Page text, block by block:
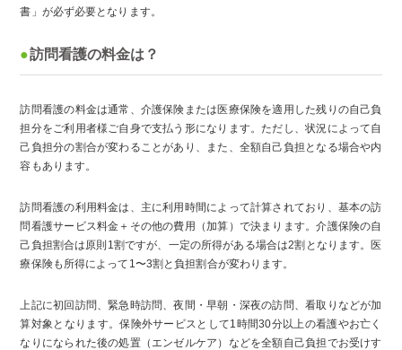
書」が必ず必要となります。
訪問看護の料金は？
訪問看護の料金は通常、介護保険または医療保険を適用した残りの自己負
担分をご利用者様ご自身で支払う形になります。ただし、状況によって自
己負担分の割合が変わることがあり、また、全額自己負担となる場合や内
容もあります。
訪問看護の利用料金は、主に利用時間によって計算されており、基本の訪
問看護サービス料金＋その他の費用（加算）で決まります。介護保険の自
己負担割合は原則1割ですが、一定の所得がある場合は2割となります。医
療保険も所得によって1〜3割と負担割合が変わります。
上記に初回訪問、緊急時訪問、夜間・早朝・深夜の訪問、看取りなどが加
算対象となります。保険外サービスとして1時間30分以上の看護やお亡く
なりになられた後の処置（エンゼルケア）などを全額自己負担でお受けす